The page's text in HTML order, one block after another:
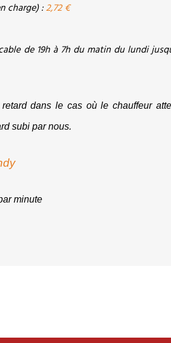
charge) : 2,72 €
de 19h à 7h du matin du lundi
dans le cas où le chauffeur
subi par nous.
minute